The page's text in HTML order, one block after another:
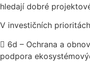
hledají dobré
V investičních prioritách
 6d – Ochrana a
podpora